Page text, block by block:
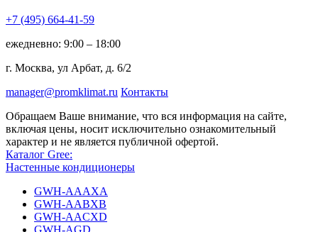
+7 (495) 664-41-59
ежедневно: 9:00 – 18:00
г. Москва, ул Арбат, д. 6/2
manager@promklimat.ru Контакты
Обращаем Ваше внимание, что вся информация на сайте,
включая цены, носит исключительно ознакомительный
характер и не является публичной офертой.
Каталог Gree:
Настенные кондиционеры
GWH-AAAXA
GWH-AABXB
GWH-AACXD
GWH-AGD